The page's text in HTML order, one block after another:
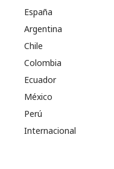
España
Argentina
Chile
Colombia
Ecuador
México
Perú
Internacional